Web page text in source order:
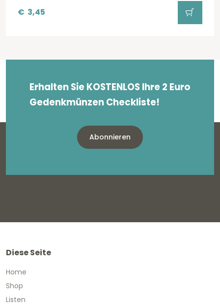
€ 3,45
Erhalten Sie KOSTENLOS Ihre 2 Euro
Gedenkmünzen Checkliste!
Abonnieren
Diese Seite
Home
Shop
Listen